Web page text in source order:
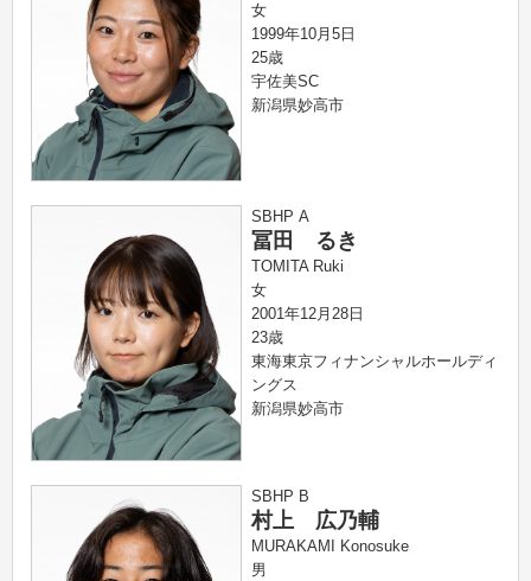
女
1999年10月5日
25歳
宇佐美SC
新潟県妙高市
SBHP A
冨田 るき
TOMITA Ruki
女
2001年12月28日
23歳
東海東京フィナンシャルホールディ
ングス
新潟県妙高市
SBHP B
村上 広乃輔
MURAKAMI Konosuke
男